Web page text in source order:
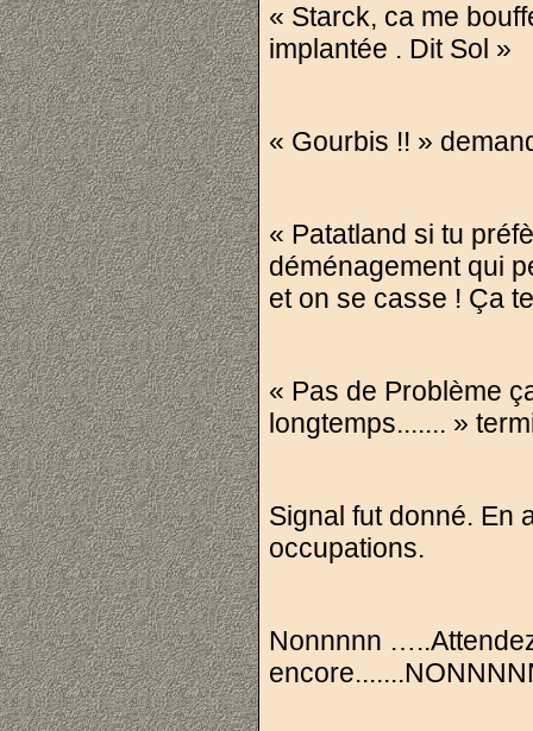
« Starck, ca me
implantée . Dit Sol »
« Gourbis !! »
« Patatland si tu
déménagement qui
et on se casse ! Ça
« Pas de Problème
longtemps....... »
Signal fut donné. En
occupations.
Nonnnnn